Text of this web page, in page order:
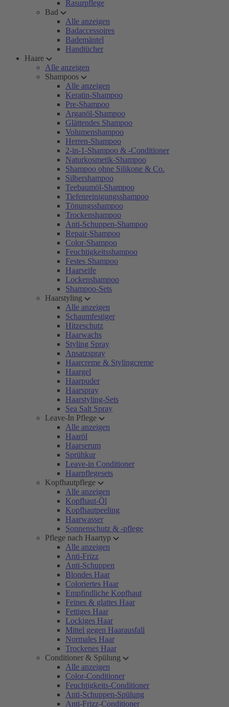
Rasurpflege
Bad
Alle anzeigen
Badaccessoires
Bademäntel
Handtücher
Haare
Alle anzeigen
Shampoos
Alle anzeigen
Keratin-Shampoo
Pre-Shampoo
Arganöl-Shampoo
Glättendes Shampoo
Volumenshampoo
Herren-Shampoo
2-in-1-Shampoo & -Conditioner
Naturkosmetik-Shampoo
Shampoo ohne Silikone & Co.
Silbershampoo
Teebaumöl-Shampoo
Tiefenreinigungsshampoo
Tönungsshampoo
Trockenshampoo
Anti-Schuppen-Shampoo
Repair-Shampoo
Color-Shampoo
Feuchtigkeitsshampoo
Festes Shampoo
Haarseife
Lockenshampoo
Shampoo-Sets
Haarstyling
Alle anzeigen
Schaumfestiger
Hitzeschutz
Haarwachs
Styling Spray
Ansatzspray
Haarcreme & Stylingcreme
Haargel
Haarpuder
Haarspray
Haarstyling-Sets
Sea Salt Spray
Leave-In Pflege
Alle anzeigen
Haaröl
Haarserum
Sprühkur
Leave-in Conditioner
Haarpflegesets
Kopfhautpflege
Alle anzeigen
Kopfhaut-Öl
Kopfhautpeeling
Haarwasser
Sonnenschutz & -pflege
Pflege nach Haartyp
Alle anzeigen
Anti-Frizz
Anti-Schuppen
Blondes Haar
Coloriertes Haar
Empfindliche Kopfhaut
Feines & glattes Haar
Fettiges Haar
Lockiges Haar
Mittel gegen Haarausfall
Normales Haar
Trockenes Haar
Conditioner & Spülung
Alle anzeigen
Color-Conditioner
Feuchtigkeits-Conditioner
Anti-Schuppen-Spülung
Anti-Frizz-Conditioner